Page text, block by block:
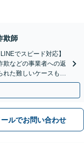
欺師
でスピード対応】
欺などの事業者への返
れた難しいケースも解
ださい
ールでお問い合わせ